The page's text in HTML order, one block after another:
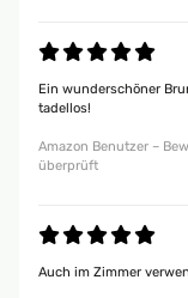
Ein wunderschöner
tadellos!
Amazon Benutzer –
überprüft
Auch im Zimmer